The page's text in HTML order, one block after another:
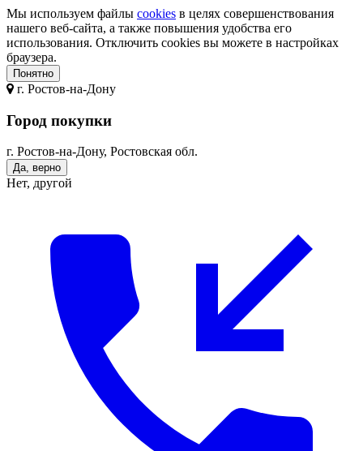
Мы используем файлы cookies в целях совершенствования
нашего веб-сайта, а также повышения удобства его
использования. Отключить cookies вы можете в настройках
браузера.
Понятно
г. Ростов-на-Дону
Город покупки
г. Ростов-на-Дону, Ростовская обл.
Да, верно
Нет, другой